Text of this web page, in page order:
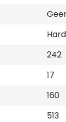
242
17
160
513